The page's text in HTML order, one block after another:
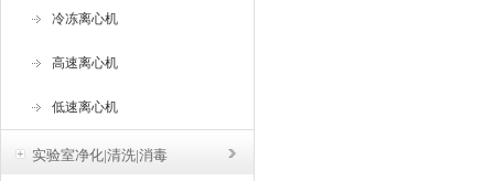
冷冻离心机
高速离心机
低速离心机
实验室净化|清洗|消毒